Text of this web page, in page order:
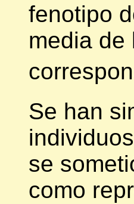
fenotipo
media
Se han
se
como